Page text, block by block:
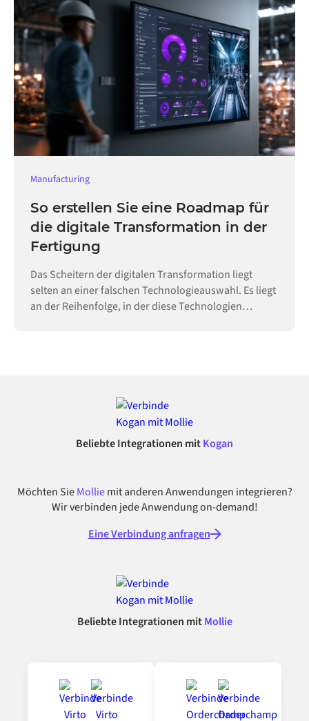
Manufacturing
So erstellen Sie eine Roadmap für
die digitale Transformation in der
Fertigung
Das Scheitern der digitalen Transformation liegt
selten an einer falschen Technologieauswahl. Es liegt
an der Reihenfolge, in der diese Technologien
Beliebte Integrationen mitKogan
Möchten SieMolliemit anderen Anwendungen integrieren?
Wir verbinden jede Anwendung on-demand!
Eine Verbindung anfragen
Beliebte Integrationen mitMollie